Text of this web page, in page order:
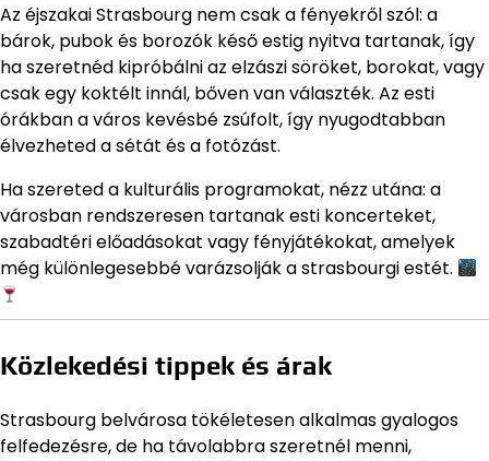
Az éjszakai Strasbourg nem csak a fényekről szól: a
bárok, pubok és borozók késő estig nyitva tartanak, így
ha szeretnéd kipróbálni az elzászi söröket, borokat, vagy
csak egy koktélt innál, bőven van választék. Az esti
órákban a város kevésbé zsúfolt, így nyugodtabban
élvezheted a sétát és a fotózást.
Ha szereted a kulturális programokat, nézz utána: a
városban rendszeresen tartanak esti koncerteket,
szabadtéri előadásokat vagy fényjátékokat, amelyek
még különlegesebbé varázsolják a strasbourgi estét.
Közlekedési tippek és árak
Strasbourg belvárosa tökéletesen alkalmas gyalogos
felfedezésre, de ha távolabbra szeretnél menni,